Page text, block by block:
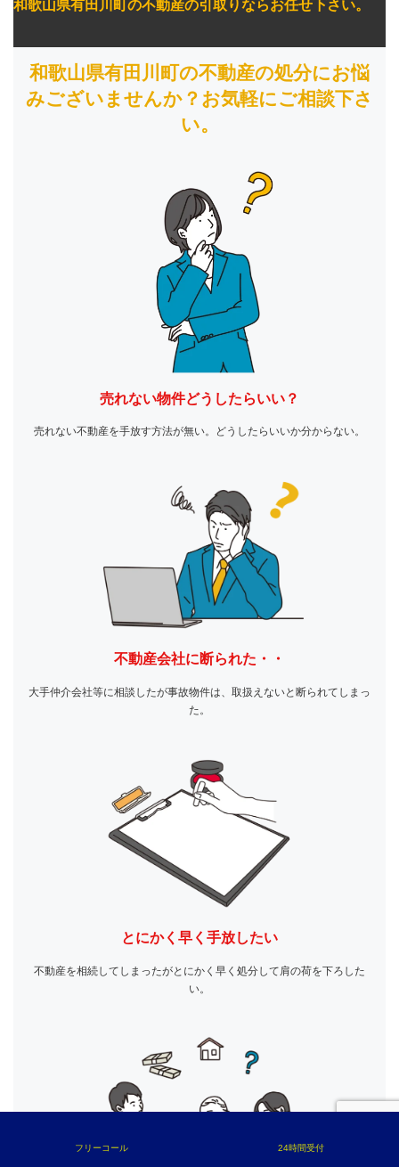
和歌山県有田川町の不動産の引取りならお任せ下さい。
和歌山県有田川町の不動産の処分にお悩
みございませんか？お気軽にご相談下さ
い。
売れない物件どうしたらいい？
売れない不動産を手放す方法が無い。どうしたらいいか分からない。
不動産会社に断られた・・
大手仲介会社等に相談したが事故物件は、取扱えないと断られてしまっ
た。
とにかく早く手放したい
不動産を相続してしまったがとにかく早く処分して肩の荷を下ろした
い。
フリーコール 24時間受付